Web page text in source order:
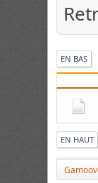
EN BAS
EN HAUT